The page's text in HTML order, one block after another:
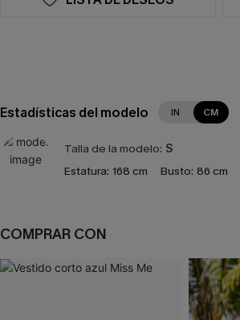
Estadísticas del modelo IN CM
Talla de la modelo: S
Estatura: 168 cm Busto: 86 cm
COMPRAR CON